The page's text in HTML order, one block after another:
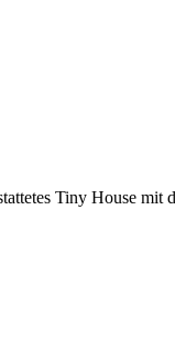
Tiny House mit